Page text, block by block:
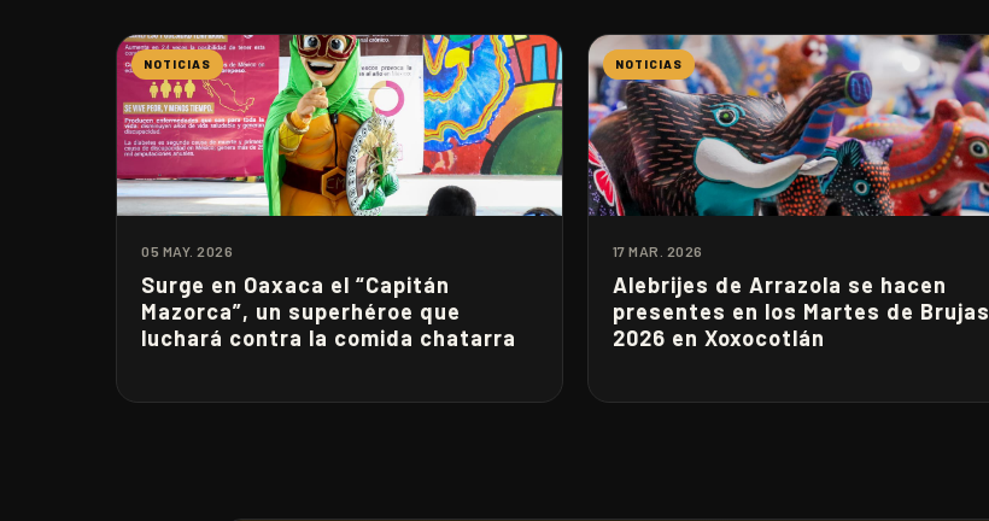
NOTICIAS
05 MAY. 2026
Surge en Oaxaca el “Capitán
Mazorca”, un superhéroe que
luchará contra la comida chatarra
NOTICIAS
17 MAR. 2026
Alebrijes de Arrazola se hacen
presentes en los Martes de Brujas
2026 en Xoxocotlán